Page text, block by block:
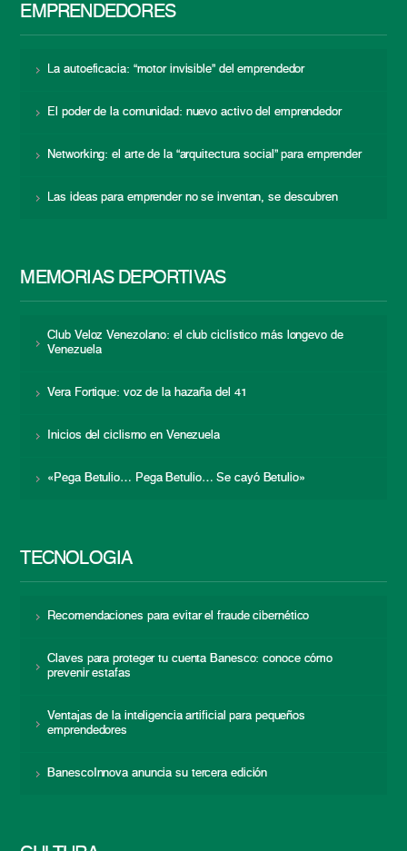
EMPRENDEDORES
La autoeficacia: “motor invisible” del emprendedor
El poder de la comunidad: nuevo activo del emprendedor
Networking: el arte de la “arquitectura social” para emprender
Las ideas para emprender no se inventan, se descubren
MEMORIAS DEPORTIVAS
Club Veloz Venezolano: el club ciclístico más longevo de
Venezuela
Vera Fortique: voz de la hazaña del 41
Inicios del ciclismo en Venezuela
«Pega Betulio… Pega Betulio… Se cayó Betulio»
TECNOLOGÍA
Recomendaciones para evitar el fraude cibernético
Claves para proteger tu cuenta Banesco: conoce cómo
prevenir estafas
Ventajas de la inteligencia artificial para pequeños
emprendedores
BanescoInnova anuncia su tercera edición